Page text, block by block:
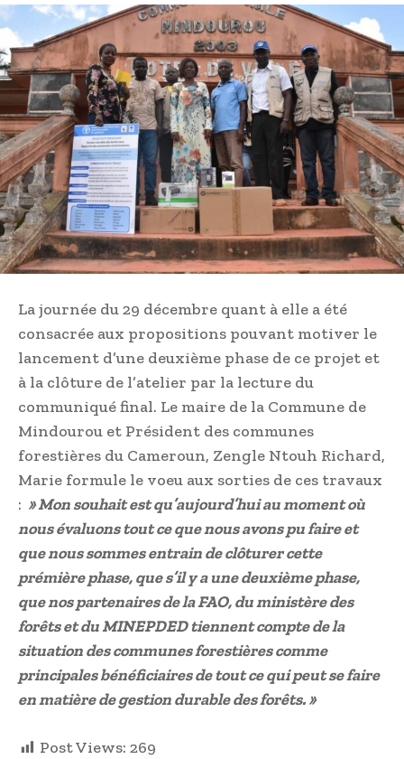
La journée du 29 décembre quant à elle a été
consacrée aux propositions pouvant motiver le
lancement d’une deuxième phase de ce projet et
à la clôture de l’atelier par la lecture du
communiqué final. Le maire de la Commune de
Mindourou et Président des communes
forestières du Cameroun, Zengle Ntouh Richard,
Marie formule le voeu aux sorties de ces travaux
: » Mon souhait est qu’aujourd’hui au moment où
nous évaluons tout ce que nous avons pu faire et
que nous sommes entrain de clôturer cette
prémière phase, que s’il y a une deuxième phase,
que nos partenaires de la FAO, du ministère des
forêts et du MINEPDED tiennent compte de la
situation des communes forestières comme
principales bénéficiaires de tout ce qui peut se faire
en matière de gestion durable des forêts. »
Post Views: 269